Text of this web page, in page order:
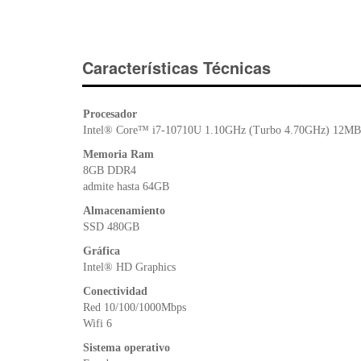
Características Técnicas
Procesador
Intel® Core™ i7-10710U 1.10GHz (Turbo 4.70GHz) 12MB
Memoria Ram
8GB DDR4
admite hasta 64GB
Almacenamiento
SSD 480GB
Gráfica
Intel® HD Graphics
Conectividad
Red 10/100/1000Mbps
Wifi 6
Sistema operativo